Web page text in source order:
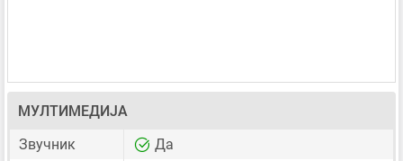
МУЛТИМЕДИЈА
Звучник
Да